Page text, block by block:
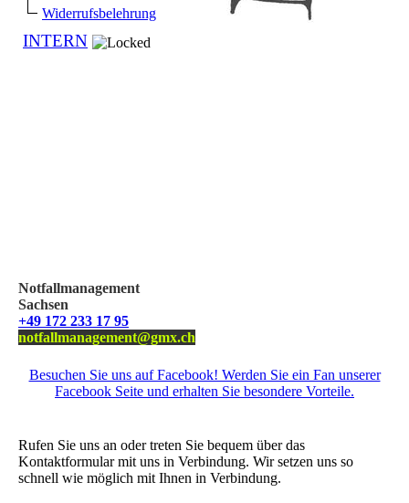
Widerrufsbelehrung
INTERN
Notfallmanagement
Sachsen
+49 172 233 17 95
notfallmanagement@gmx.ch
Besuchen Sie uns auf Facebook! Werden Sie ein Fan unserer
Facebook Seite und erhalten Sie besondere Vorteile.
Rufen Sie uns an oder treten Sie bequem über das
Kontaktformular mit uns in Verbindung. Wir setzen uns so
schnell wie möglich mit Ihnen in Verbindung.